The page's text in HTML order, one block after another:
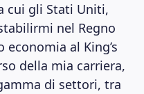
cui gli Stati Uniti,
nel Regno
al King’s
della mia carriera,
di settori, tra